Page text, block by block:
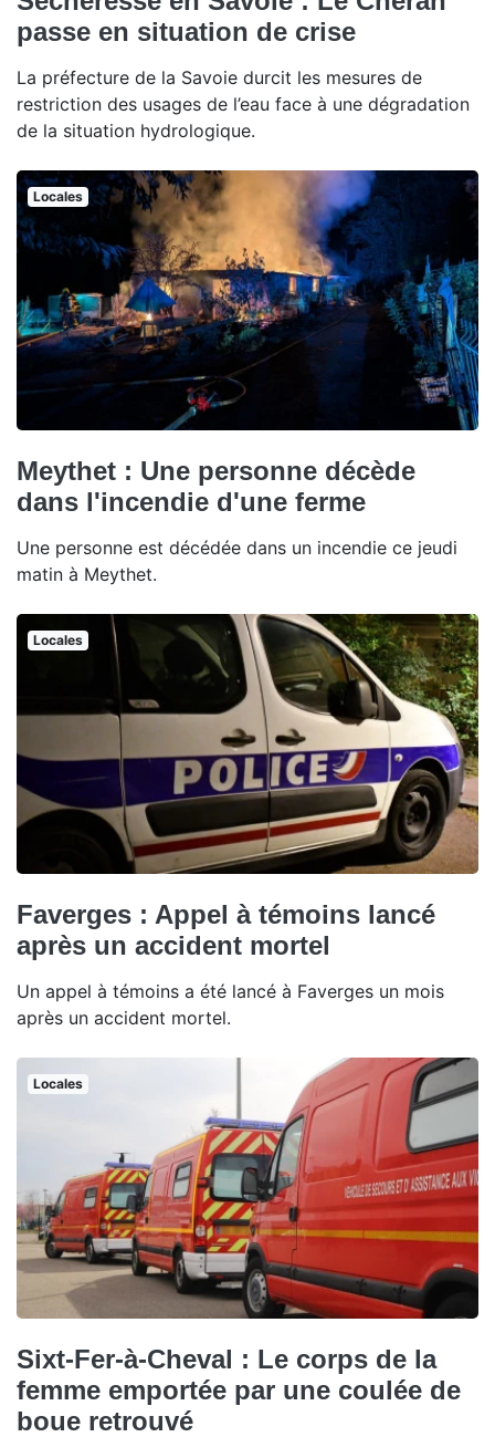
passe en situation de crise
La préfecture de la Savoie durcit les mesures de
restriction des usages de l’eau face à une dégradation
de la situation hydrologique.
Locales
Meythet : Une personne décède
dans l'incendie d'une ferme
Une personne est décédée dans un incendie ce jeudi
matin à Meythet.
Locales
Faverges : Appel à témoins lancé
après un accident mortel
Un appel à témoins a été lancé à Faverges un mois
après un accident mortel.
Locales
Sixt-Fer-à-Cheval : Le corps de la
femme emportée par une coulée de
boue retrouvé